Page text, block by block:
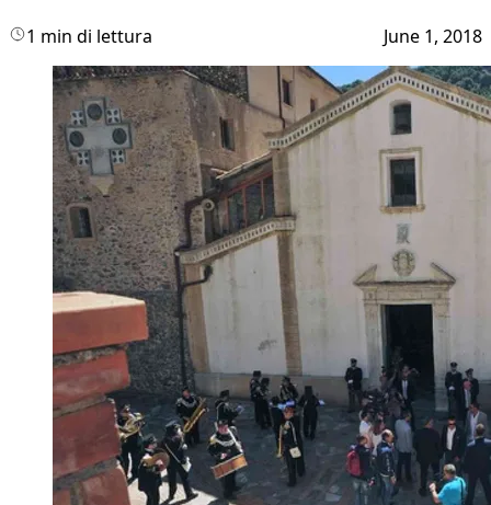
1 min di lettura June 1, 2018